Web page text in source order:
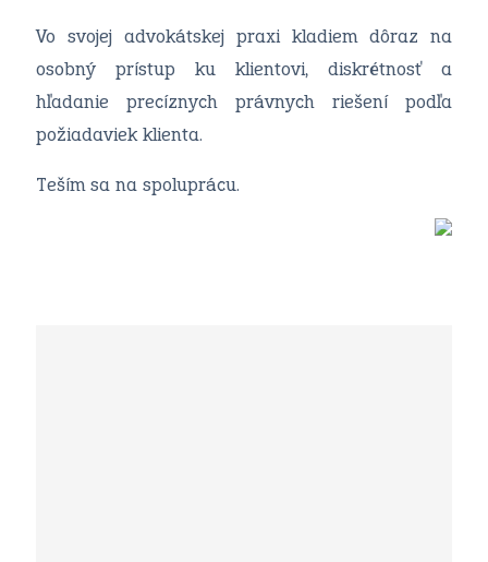
Vo svojej advokátskej praxi kladiem dôraz na
osobný prístup ku klientovi, diskrétnosť a
hľadanie precíznych právnych riešení podľa
požiadaviek klienta.
Teším sa na spoluprácu.